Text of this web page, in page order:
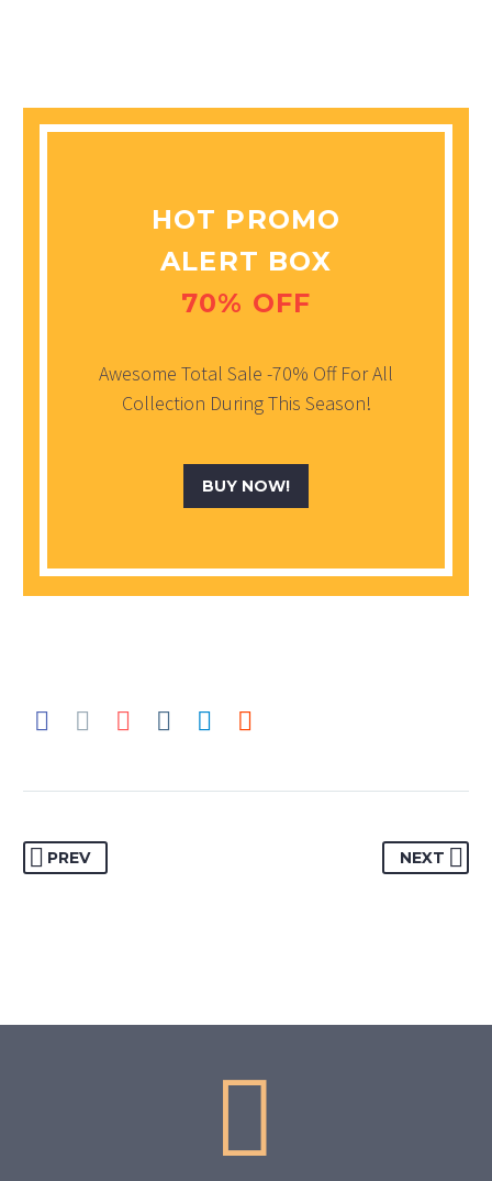
HOT PROMO
ALERT BOX
70% OFF
Awesome Total Sale -70% Off For All
Collection During This Season!
BUY NOW!
PREV NEXT

